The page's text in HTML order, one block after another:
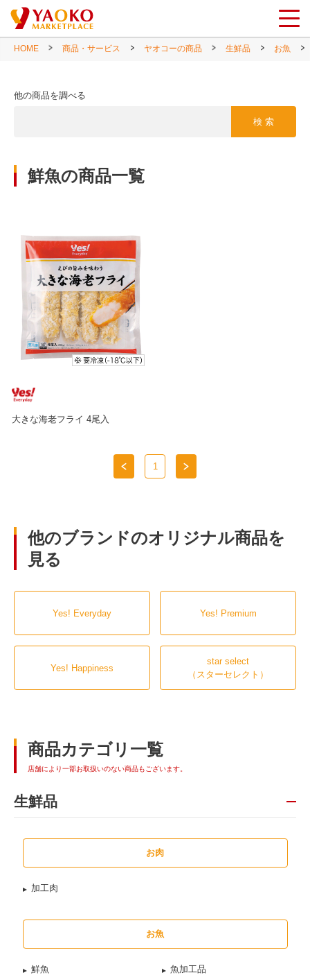
HOME 商品・サービス ヤオコーの商品 生鮮品 お魚
他の商品を調べる
検 索
鮮魚の商品一覧
大きな海老フライ 4尾入
1
他のブランドのオリジナル商品を
見る
Yes! Everyday Yes! Premium
Yes! Happiness
star select
（スターセレクト）
商品カテゴリ一覧
店舗により一部お取扱いのない商品もございます。
生鮮品
お肉
加工肉
お魚
鮮魚 魚加工品